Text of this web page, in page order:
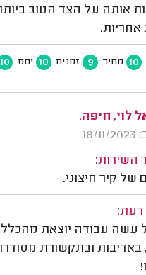
אחריות.
10 מחיר 9 זמנים 10 יחס 10
לוי, חיפה.
השירות:
של קיר חיצוני.
דעת:
עשה עבודה יוצאת
באדיבות ובתקשורת